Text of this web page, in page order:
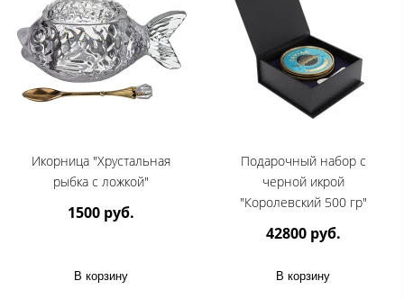
Икорница "Хрустальная
рыбка с ложкой"
1500 руб.
В корзину
Подарочный набор с
черной икрой
"Королевский 500 гр"
42800 руб.
В корзину